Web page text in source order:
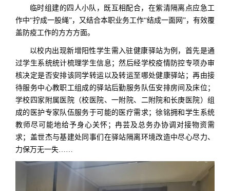
临时组建的四人小队，既互相配合，在紫清隔离点应急工
作中“拧成一股绳”，又结合本职业务工作“结成一面网”，有效覆
盖防疫工作的方方方面。
以校内出现新增阳性学生需入驻健康驿站为例，首先是通
过学生系统统计梳理学生信息；然后经学校疫情防控专项办审
核决定是否安排该同学转运以及转运至哪处健康驿站；再由接
待服务中心教职工组成的驿站后勤服务队伍安排房间及床位；
学校四家附属医院（校医院、一附院、二附院和长庚医院）组
成的医护专家队伍服务于可能的医疗需求；徐铭拥和学生系统
教师尽可能地给予身心关怀；冉芸及总务办协调对接物资需
求；盖世杰与基建处同事们在驿站隔离环境改造中尽心尽力、
力保万无一失……